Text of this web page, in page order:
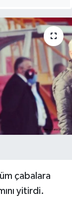
çabalara
yitirdi.